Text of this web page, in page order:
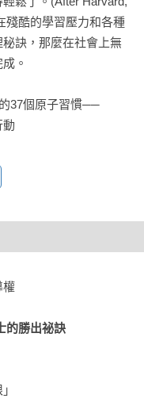
殘酷的學習壓力和各種
訣，那麼在社會上無
。
37個原子習慣──
動
得輕鬆且從容，
權
士的勝出祕訣